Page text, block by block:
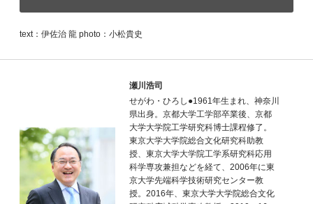
text：伊佐治 龍 photo：小松貴史
瀬川浩司
せがわ・ひろし●1961年生まれ、神奈川
県出身。京都大学工学部卒業後、京都
大学大学院工学研究科博士課程修了。
東京大学大学院総合文化研究科助教
授、東京大学大学院工学系研究科応用
科学専攻兼担などを経て、2006年に東
京大学先端科学技術研究センター教
授。2016年、東京大学大学院総合文化